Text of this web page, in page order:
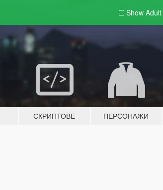
Show Adult
СКРИПТОВЕ ПЕРСОНАЖИ